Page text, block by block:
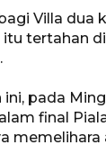
Villa
itu tertahan
ini, pada
final
memelihara